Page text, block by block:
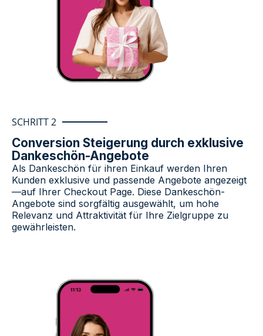
SCHRITT 2
Conversion Steigerung durch exklusive
Dankeschön-Angebote​
Als Dankeschön für ihren Einkauf werden Ihren
Kunden exklusive und passende Angebote angezeigt
—auf Ihrer Checkout Page. Diese Dankeschön-
Angebote sind sorgfältig ausgewählt, um hohe
Relevanz und Attraktivität für Ihre Zielgruppe zu
gewährleisten.